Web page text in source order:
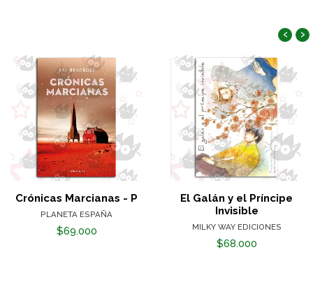
Crónicas Marcianas - P
PLANETA ESPAÑA
$69.000
El Galán y el Príncipe
Invisible
MILKY WAY EDICIONES
$68.000
‹ ›